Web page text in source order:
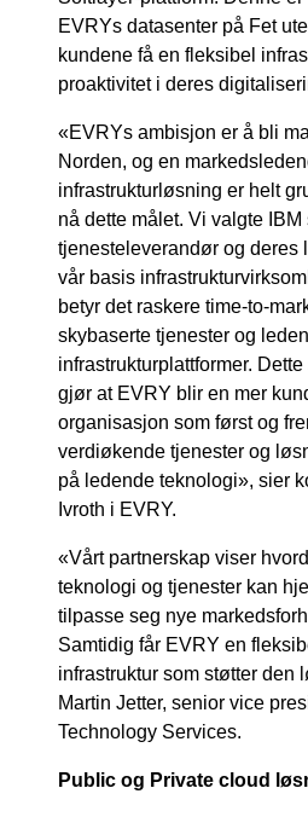
EVRYs datasenter på Fet
kundene få en fleksibel
proaktivitet i deres
«EVRYs ambisjon er å bli
Norden, og en
infrastrukturløsning er helt
nå dette målet. Vi valgte IBM
tjenesteleverandør og deres
vår basis
betyr det raskere time-to-
skybaserte tjenester og
infrastrukturplattformer.
gjør at EVRY blir en mer
organisasjon som først og
verdiøkende tjenester og
på ledende teknologi», sier
Ivroth i EVRY.
«Vårt partnerskap viser
teknologi og tjenester kan
tilpasse seg nye
Samtidig får EVRY en
infrastruktur som støtter den
Martin Jetter, senior vice
Technology Services.
Public og Private cloud